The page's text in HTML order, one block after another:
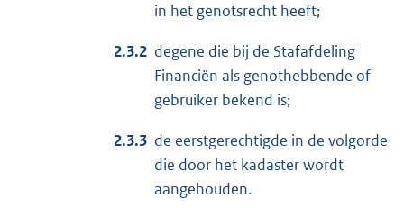
in het genotsrecht heeft;
2.3.2 degene die bij de Stafafdeling
Financiën als genothebbende of
gebruiker bekend is;
2.3.3 de eerstgerechtigde in de volgorde
die door het kadaster wordt
aangehouden.